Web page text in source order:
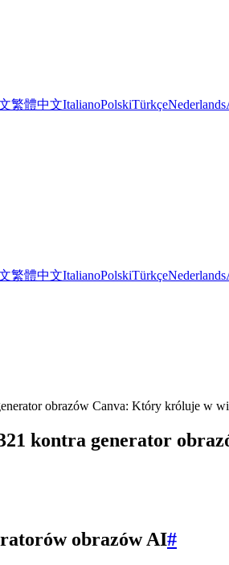
繁體中文ItalianoPolskiTürkçeNederlands
繁體中文ItalianoPolskiTürkçeNederlands
obrazów Canva: Który króluje w
kontra generator
obrazów AI#